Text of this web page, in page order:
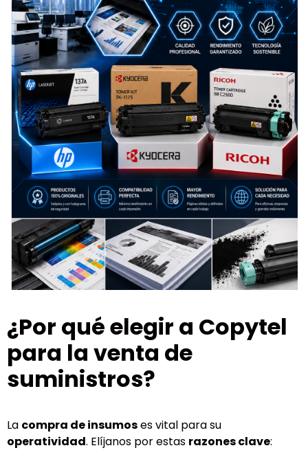
¿Por qué elegir a Copytel
para la venta de
suministros?
La compra de insumoses vital para su
operatividad. Elíjanos por estas razones clave: